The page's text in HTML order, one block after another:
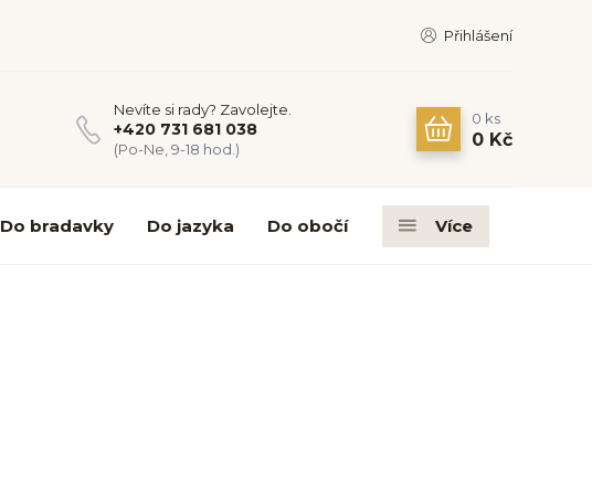
Přihlášení
Nevíte si rady? Zavolejte.
+420 731 681 038
(Po-Ne, 9-18 hod.)
0 ks
0 Kč
Do bradavky Do jazyka Do obočí Více